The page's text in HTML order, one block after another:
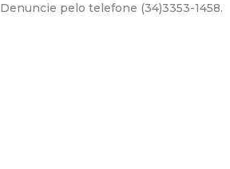
Denuncie pelo telefone (34)3353-1458.